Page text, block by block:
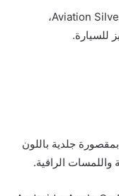
تتوفر EXEED LX بخيارات ألوان خارجية أنيقة تشمل: Exeed White، وHavana Gray، وAviation Silver،
صُممت المقصورة الداخلية لتجمع بين الراحة والفخامة العملية، حيث تأتي: فئة Comfort بمقصورة جلدية باللون